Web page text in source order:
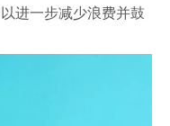
进一步减少浪费并鼓